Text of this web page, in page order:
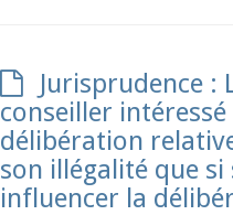
Jurisprudence :
conseiller intéressé
délibération
son illégalité que si
influencer la